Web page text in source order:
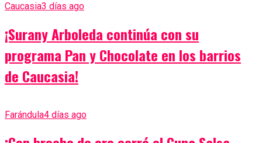
Caucasia3 días ago
¡Surany Arboleda continúa con su
programa Pan y Chocolate en los barrios
de Caucasia!
Farándula4 días ago